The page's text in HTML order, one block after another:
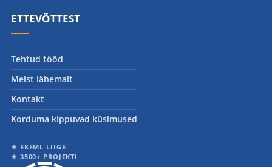
ETTEVÕTTEST
Tehtud tööd
Meist lähemalt
Kontakt
Korduma kippuvad küsimused
★ EKFML LIIGE
★ 3500+ PROJEKTI